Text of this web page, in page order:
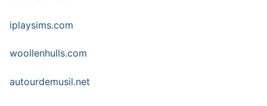
iplaysims.com
woollenhulls.com
autourdemusil.net